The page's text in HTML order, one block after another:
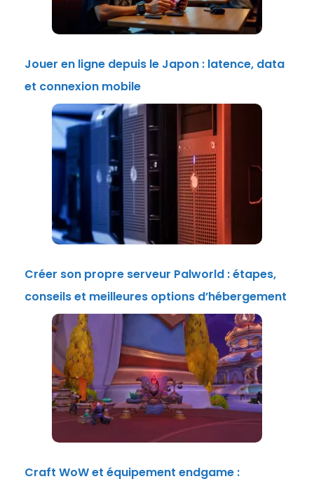
Jouer en ligne depuis le Japon : latence, data
et connexion mobile
Créer son propre serveur Palworld : étapes,
conseils et meilleures options d’hébergement
Craft WoW et équipement endgame :